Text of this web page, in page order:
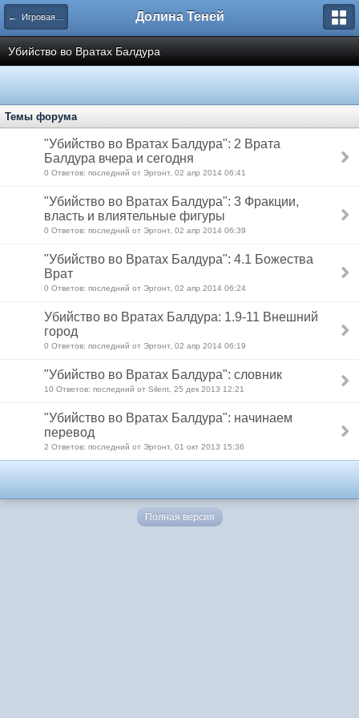
← Игровая литература Долина Теней
Убийство во Вратах Балдура
Темы форума
"Убийство во Вратах Балдура": 2 Врата
Балдура вчера и сегодня
0 Ответов: последний от Эргонт, 02 апр 2014 06:41
"Убийство во Вратах Балдура": 3 Фракции,
власть и влиятельные фигуры
0 Ответов: последний от Эргонт, 02 апр 2014 06:39
"Убийство во Вратах Балдура": 4.1 Божества
Врат
0 Ответов: последний от Эргонт, 02 апр 2014 06:24
Убийство во Вратах Балдура: 1.9-11 Внешний
город
0 Ответов: последний от Эргонт, 02 апр 2014 06:19
"Убийство во Вратах Балдура": словник
10 Ответов: последний от Silent, 25 дек 2013 12:21
"Убийство во Вратах Балдура": начинаем
перевод
2 Ответов: последний от Эргонт, 01 окт 2013 15:36
Полная версия